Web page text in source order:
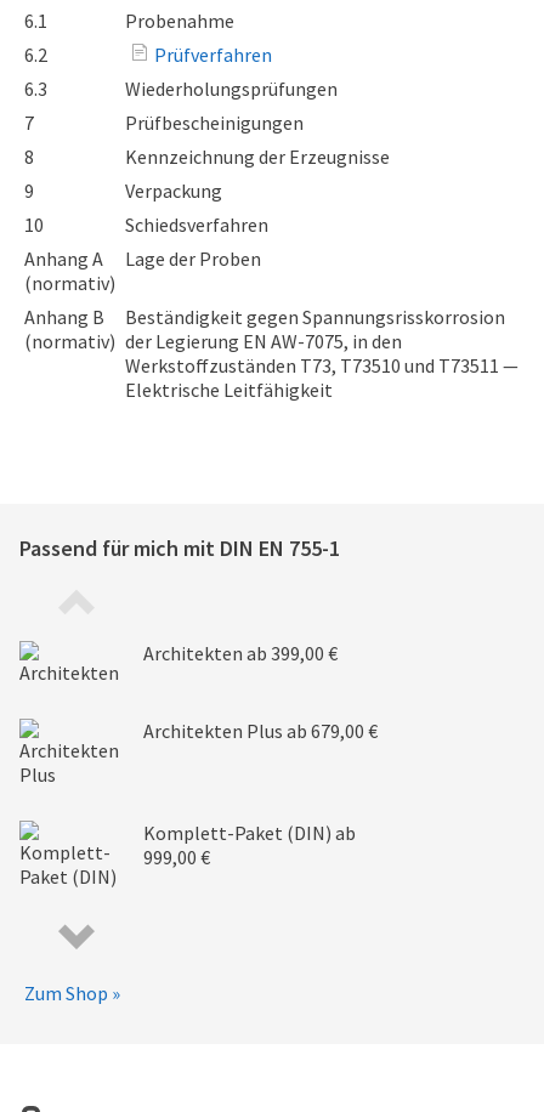
6.1
Probenahme
6.2
Prüfverfahren
6.3
Wiederholungsprüfungen
7
Prüfbescheinigungen
8
Kennzeichnung der Erzeugnisse
9
Verpackung
10
Schiedsverfahren
Anhang A
(normativ)
Lage der Proben
Anhang B
(normativ)
Beständigkeit gegen Spannungsrisskorrosion
der Legierung EN AW-7075, in den
Werkstoffzuständen T73, T73510 und T73511 —
Elektrische Leitfähigkeit
Passend für mich mit DIN EN 755-1
Architekten ab 399,00 €
Architekten Plus ab 679,00 €
Komplett-Paket (DIN) ab
999,00 €
Zum Shop »